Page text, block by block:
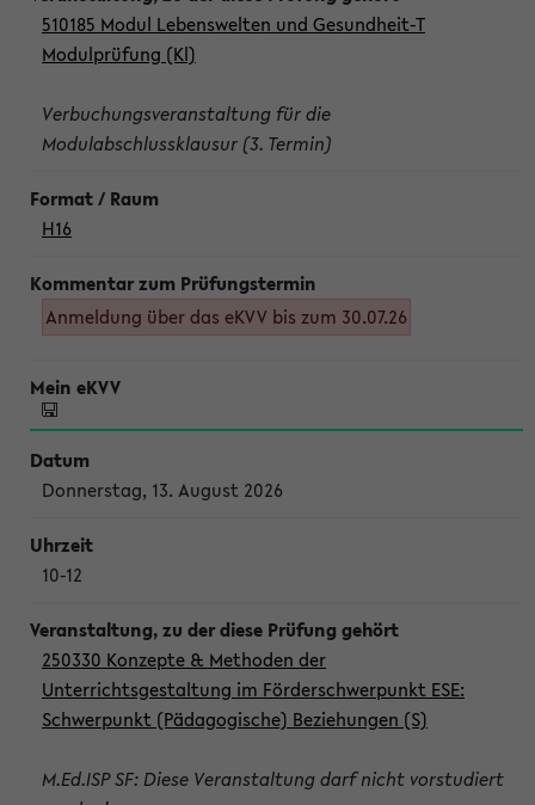
510185 Modul Lebenswelten und Gesundheit-T
Modulprüfung (Kl)
Verbuchungsveranstaltung für die
Modulabschlussklausur (3. Termin)
H16
Anmeldung über das eKVV bis zum 30.07.26
Donnerstag, 13. August 2026
10-12
250330 Konzepte & Methoden der
Unterrichtsgestaltung im Förderschwerpunkt ESE:
Schwerpunkt (Pädagogische) Beziehungen (S)
M.Ed.ISP SF: Diese Veranstaltung darf nicht vorstudiert